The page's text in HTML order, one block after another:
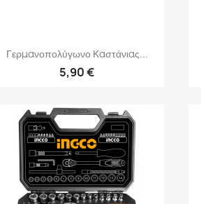
Γρήγορη προβολή
Γερμανοπολύγωνο Καστάνιας...
5,90 €